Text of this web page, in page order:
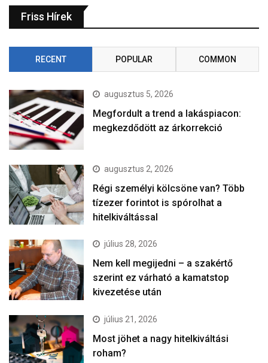
Friss Hírek
RECENT POPULAR COMMON
augusztus 5, 2026
Megfordult a trend a lakáspiacon:
megkezdődött az árkorrekció
augusztus 2, 2026
Régi személyi kölcsöne van? Több
tízezer forintot is spórolhat a
hitelkiváltással
július 28, 2026
Nem kell megijedni – a szakértő
szerint ez várható a kamatstop
kivezetése után
július 21, 2026
Most jöhet a nagy hitelkiváltási
roham?